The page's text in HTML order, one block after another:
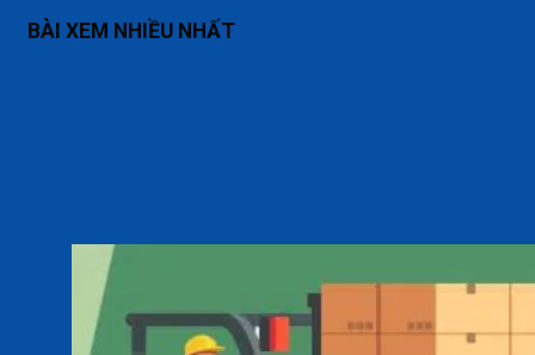
BÀI XEM NHIỀU NHẤT